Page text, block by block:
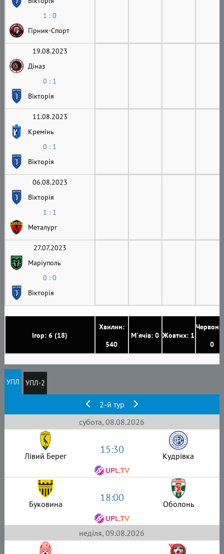
Ігор: 6 (18)
Хвилин:
540
М'ячів: 0 Жовтих: 1
0
1 : 0
Гірник-Cпорт
19.08.2023
Діназ
0 : 1
Вікторія
11.08.2023
Кремінь
0 : 1
Вікторія
06.08.2023
Вікторія
1 : 1
Металург
27.07.2023
Маріуполь
0 : 0
Вікторія
УПЛ УПЛ-2
2-й тур
субота, 08.08.2026
Лівий Берег 15:30 Кудрівка
Буковина 18:00 Оболонь
неділя, 09.08.2026